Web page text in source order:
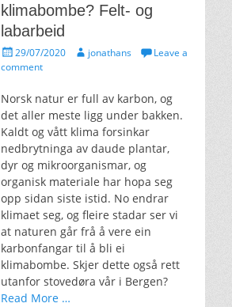
klimabombe? Felt- og
labarbeid
Posted
on
29/07/2020 Authorjonathans
Leave a
comment
Norsk natur er full av karbon, og
det aller meste ligg under bakken.
Kaldt og vått klima forsinkar
nedbrytninga av daude plantar,
dyr og mikroorganismar, og
organisk materiale har hopa seg
opp sidan siste istid. No endrar
klimaet seg, og fleire stadar ser vi
at naturen går frå å vere ein
karbonfangar til å bli ei
klimabombe. Skjer dette også rett
utanfor stovedøra vår i Bergen?
Read More …